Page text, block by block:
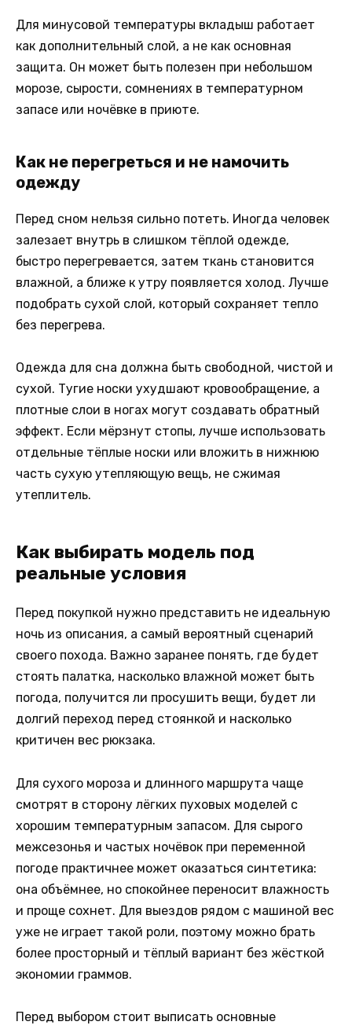
Для минусовой температуры вкладыш работает
как дополнительный слой, а не как основная
защита. Он может быть полезен при небольшом
морозе, сырости, сомнениях в температурном
запасе или ночёвке в приюте.
Как не перегреться и не намочить
одежду
Перед сном нельзя сильно потеть. Иногда человек
залезает внутрь в слишком тёплой одежде,
быстро перегревается, затем ткань становится
влажной, а ближе к утру появляется холод. Лучше
подобрать сухой слой, который сохраняет тепло
без перегрева.
Одежда для сна должна быть свободной, чистой и
сухой. Тугие носки ухудшают кровообращение, а
плотные слои в ногах могут создавать обратный
эффект. Если мёрзнут стопы, лучше использовать
отдельные тёплые носки или вложить в нижнюю
часть сухую утепляющую вещь, не сжимая
утеплитель.
Как выбирать модель под
реальные условия
Перед покупкой нужно представить не идеальную
ночь из описания, а самый вероятный сценарий
своего похода. Важно заранее понять, где будет
стоять палатка, насколько влажной может быть
погода, получится ли просушить вещи, будет ли
долгий переход перед стоянкой и насколько
критичен вес рюкзака.
Для сухого мороза и длинного маршрута чаще
смотрят в сторону лёгких пуховых моделей с
хорошим температурным запасом. Для сырого
межсезонья и частых ночёвок при переменной
погоде практичнее может оказаться синтетика:
она объёмнее, но спокойнее переносит влажность
и проще сохнет. Для выездов рядом с машиной вес
уже не играет такой роли, поэтому можно брать
более просторный и тёплый вариант без жёсткой
экономии граммов.
Перед выбором стоит выписать основные